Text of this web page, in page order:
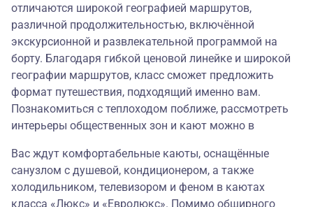
отличаются широкой географией маршрутов,
различной продолжительностью, включённой
экскурсионной и развлекательной программой на
борту. Благодаря гибкой ценовой линейке и широкой
географии маршрутов, класс сможет предложить
формат путешествия, подходящий именно вам.
Познакомиться с теплоходом поближе, рассмотреть
интерьеры общественных зон и кают можно в
Вас ждут комфортабельные каюты, оснащённые
санузлом с душевой, кондиционером, а также
холодильником, телевизором и феном в каютах
класса «Люкс» и «Евролюкс». Помимо обширного